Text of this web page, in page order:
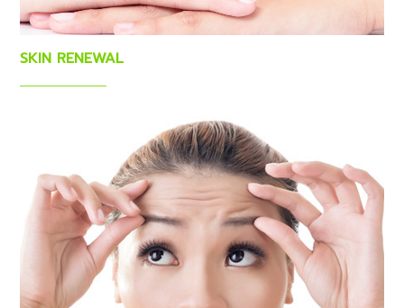
SKIN RENEWAL